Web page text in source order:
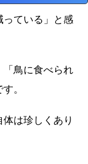
っている」と感
「鳥に食べられ
。
は珍しくあり